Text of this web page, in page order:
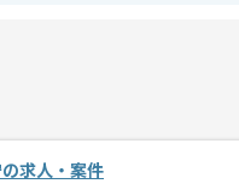
複数案件を所持する企業にな
求人・案件